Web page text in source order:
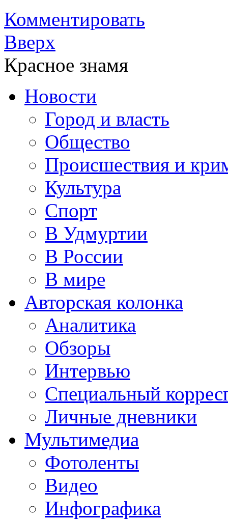
Комментировать
Вверх
Красное знамя
Новости
Город и власть
Общество
Происшествия и
Культура
Спорт
В Удмуртии
В России
В мире
Авторская колонка
Аналитика
Обзоры
Интервью
Специальный
Личные дневники
Мультимедиа
Фотоленты
Видео
Инфографика